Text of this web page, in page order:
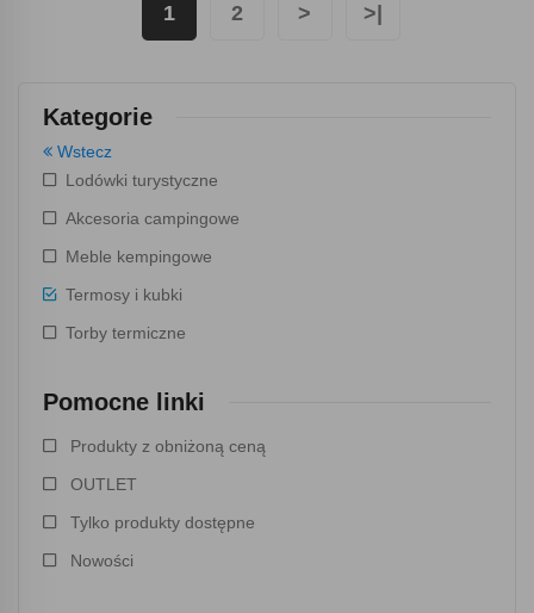
Kategorie
Wstecz
Lodówki turystyczne
Akcesoria campingowe
Meble kempingowe
Termosy i kubki
Torby termiczne
Pomocne linki
Produkty z obniżoną ceną
OUTLET
Tylko produkty dostępne
Nowości
1 2 > >|